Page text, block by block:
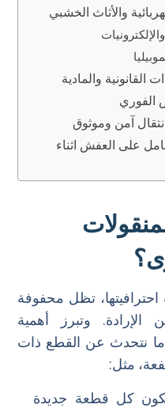
والأثاث الخشبي
القانونية والمادية
الفوري
آمن وموثوق
على العفش اثناء
التعويض المادي
تظل محفوفة
وتبرز أهمية
نتحدث عن القطع ذات
مثل:
كل قطعة جديدة